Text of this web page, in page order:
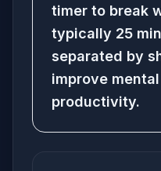
timer to break
typically 25
separated by
improve
productivity.